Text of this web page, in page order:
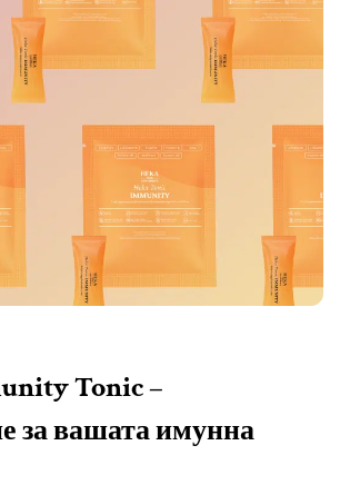
Tonic –
за вашата имунна